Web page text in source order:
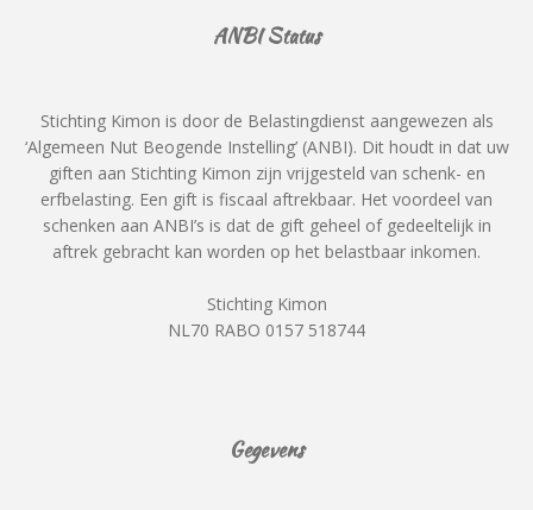
ANBI Status
Stichting Kimon is door de Belastingdienst aangewezen als
‘Algemeen Nut Beogende Instelling’ (ANBI). Dit houdt in dat uw
giften aan Stichting Kimon zijn vrijgesteld van schenk- en
erfbelasting. Een gift is fiscaal aftrekbaar. Het voordeel van
schenken aan ANBI’s is dat de gift geheel of gedeeltelijk in
aftrek gebracht kan worden op het belastbaar inkomen.
Stichting Kimon
NL70 RABO 0157 518744
Gegevens